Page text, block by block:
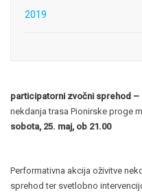
2019
participatorni zvočni sprehod
nekdanja trasa Pionirske proge
sobota, 25. maj, ob 21.00
Performativna akcija oživitve
sprehod ter svetlobno